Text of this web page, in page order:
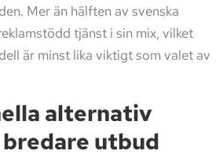
Mer än hälften av svenska
tjänst i sin mix, vilket
är minst lika viktigt som valet av
alternativ
utbud